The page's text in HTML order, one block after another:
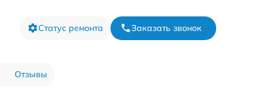
Статус ремонта Заказать звонок
Отзывы